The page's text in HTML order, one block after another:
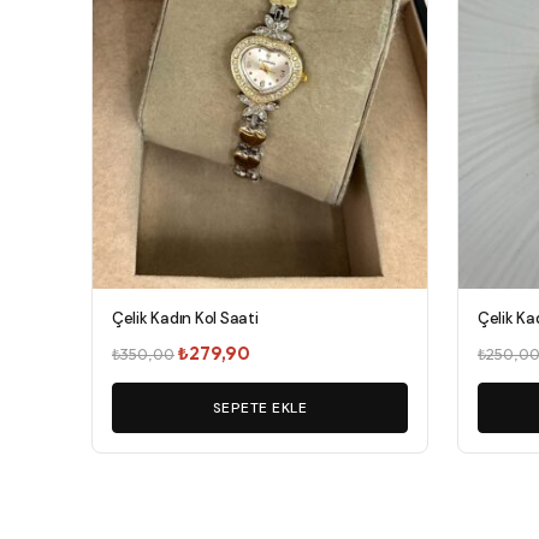
Çelik Kadın Kol Saati
₺350,00Orijinal
fiyat:
₺350,00.
₺279,90
andaki
fiyat:
₺279,90.
SEPETE EKLE
Çelik
₺250,00